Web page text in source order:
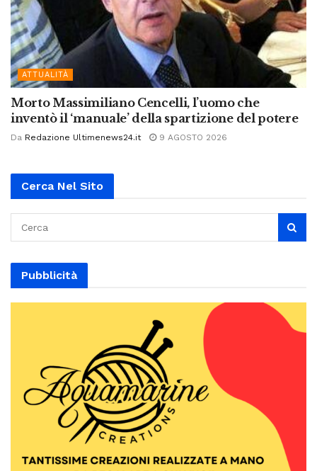
ATTUALITÀ
Morto Massimiliano Cencelli, l’uomo che
inventò il ‘manuale’ della spartizione del potere
Da Redazione Ultimenews24.it 9 AGOSTO 2026
Cerca Nel Sito
Pubblicità